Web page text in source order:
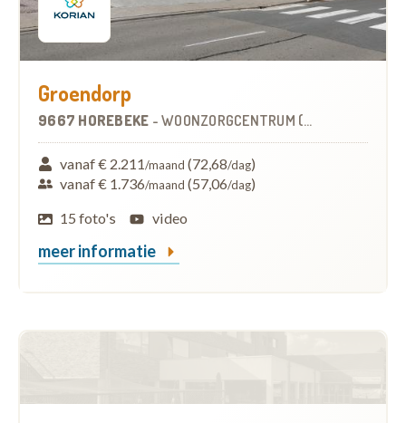
Groendorp
9667 HOREBEKE - WOONZORGCENTRUM (WZC)
vanaf € 2.211/maand (72,68/dag)
vanaf € 1.736/maand (57,06/dag)
15 foto's
video
meer informatie